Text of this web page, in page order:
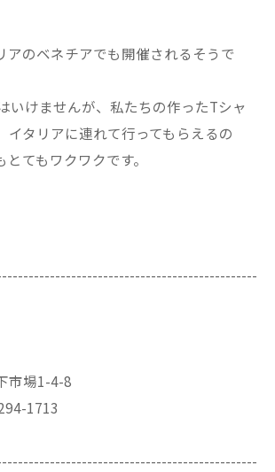
のベネチアでも開催されるそうで
いけませんが、私たちの作ったTシャ
イタリアに連れて行ってもらえるの
てもワクワクです。
市場1-4-8
1713